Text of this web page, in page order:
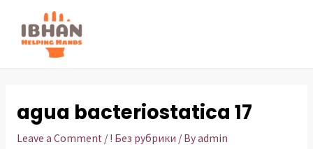
content
agua bacteriostatica 17
Leave a Comment / ! Без рубрики / Byadmin